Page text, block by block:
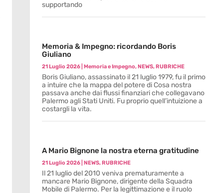
supportando
Memoria & Impegno: ricordando Boris
Giuliano
21 Luglio 2026| Memoria e Impegno,NEWS,RUBRICHE
Boris Giuliano, assassinato il 21 luglio 1979, fu il primo
a intuire che la mappa del potere di Cosa nostra
passava anche dai flussi finanziari che collegavano
Palermo agli Stati Uniti. Fu proprio quell’intuizione a
costargli la vita.
A Mario Bignone la nostra eterna gratitudine
21 Luglio 2026| NEWS,RUBRICHE
Il 21 luglio del 2010 veniva prematuramente a
mancare Mario Bignone, dirigente della Squadra
Mobile di Palermo. Per la legittimazione e il ruolo